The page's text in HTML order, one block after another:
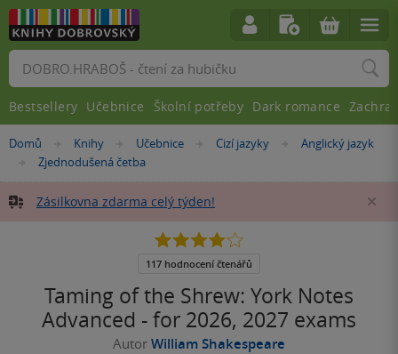
Nacházíte
Domů »Knihy »Učebnice »
Cizí jazyky »Anglický jazyk
»
Zjednodušená četba
Zásilkovna zdarma celý týden!
Taming of the Shrew: York Notes
Advanced - for 2026, 2027 exams
Autor William Shakespeare
4.0
5
117 hodnocení čtenářů
Vyhledávání
Bestsellery Učebnice Školní potřeby Dark romance